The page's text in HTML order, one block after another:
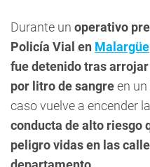
Durante un operativo
Policía Vial en Malargüe
fue detenido tras arrojar
por litro de sangreen un
caso vuelve a encender
conducta de alto riesgo
peligro vidas en las